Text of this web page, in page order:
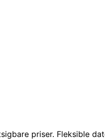
priser. Fleksible